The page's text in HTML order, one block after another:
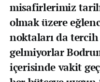
misafirlerimiz
olmak üzere
noktaları da tercih
gelmiyorlar
içerisinde vakit